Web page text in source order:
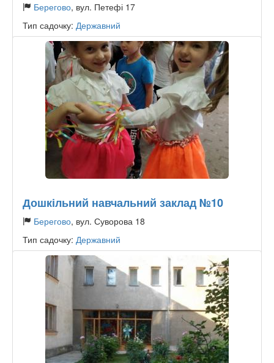
Берегово, вул. Петефі 17
Тип садочку: Державний
Дошкільний навчальний заклад №10
Берегово, вул. Суворова 18
Тип садочку: Державний